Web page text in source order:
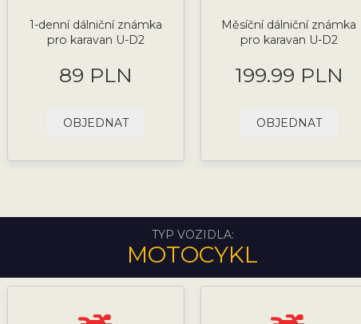
1-denní dálniční známka
pro karavan U-D2
89 PLN
OBJEDNAT
Měsíční dálniční známka
pro karavan U-D2
199.99 PLN
OBJEDNAT
TYP VOZIDLA:
MOTOCYKL